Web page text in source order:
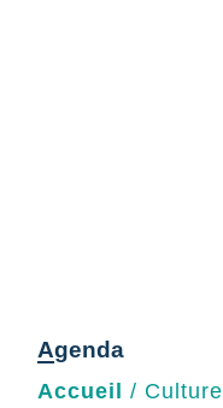
Agenda
Accueil / Culture